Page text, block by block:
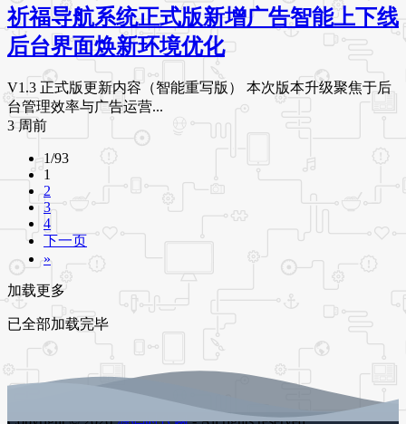
祈福导航系统正式版新增广告智能上下线
后台界面焕新环境优化
V1.3 正式版更新内容（智能重写版） 本次版本升级聚焦于后
台管理效率与广告运营...
3 周前
1/93
1
2
3
4
下一页
»
加载更多
已全部加载完毕
Copyright © 2026源码时代网- All rights reserved